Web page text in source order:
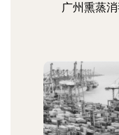
广州熏蒸